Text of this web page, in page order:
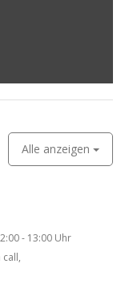
Alle anzeigen
- 13:00 Uhr